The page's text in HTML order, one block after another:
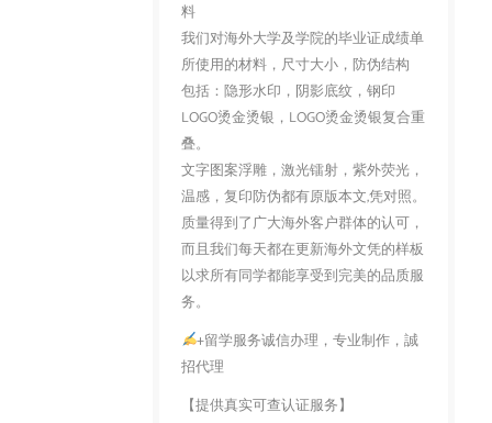
料
我们对海外大学及学院的毕业证成绩单
所使用的材料，尺寸大小，防伪结构
包括：隐形水印，阴影底纹，钢印
LOGO烫金烫银，LOGO烫金烫银复合重
叠。
文字图案浮雕，激光镭射，紫外荧光，
温感，复印防伪都有原版本文,凭对照。
质量得到了广大海外客户群体的认可，
而且我们每天都在更新海外文凭的样板
以求所有同学都能享受到完美的品质服
务。
+留学服务诚信办理，专业制作，誠
招代理
【提供真实可查认证服务】